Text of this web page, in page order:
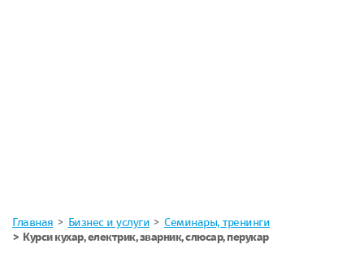
Главная Бизнес и услуги
Семинары, тренинги
Курси кухар, електрик, зварник, слюсар, перукар